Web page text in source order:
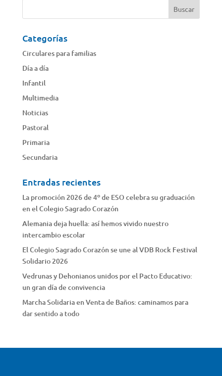
Categorías
Circulares para familias
Día a día
Infantil
Multimedia
Noticias
Pastoral
Primaria
Secundaria
Entradas recientes
La promoción 2026 de 4º de ESO celebra su graduación
en el Colegio Sagrado Corazón
Alemania deja huella: así hemos vivido nuestro
intercambio escolar
El Colegio Sagrado Corazón se une al VDB Rock Festival
Solidario 2026
Vedrunas y Dehonianos unidos por el Pacto Educativo:
un gran día de convivencia
Marcha Solidaria en Venta de Baños: caminamos para
dar sentido a todo